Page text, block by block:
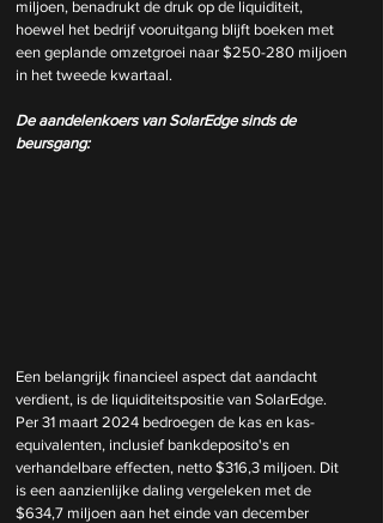
miljoen, benadrukt de druk op de liquiditeit,
hoewel het bedrijf vooruitgang blijft boeken met
een geplande omzetgroei naar $250-280 miljoen
in het tweede kwartaal.
De aandelenkoers van SolarEdge sinds de
beursgang:
Een belangrijk financieel aspect dat aandacht
verdient, is de liquiditeitspositie van SolarEdge.
Per 31 maart 2024 bedroegen de kas en kas-
equivalenten, inclusief bankdeposito's en
verhandelbare effecten, netto $316,3 miljoen. Dit
is een aanzienlijke daling vergeleken met de
$634,7 miljoen aan het einde van december